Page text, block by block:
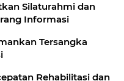
Silaturahmi dan
Informasi
Tersangka
Rehabilitasi dan